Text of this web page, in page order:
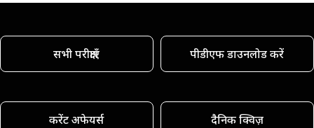
सभी परीक्षाएँ पीडीएफ डाउनलोड करें
करेंट अफेयर्स दैनिक क्विज़